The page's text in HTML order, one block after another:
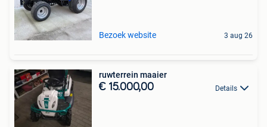
Bezoek website 3 aug 26
ruwterrein maaier
€ 15.000,00 Details